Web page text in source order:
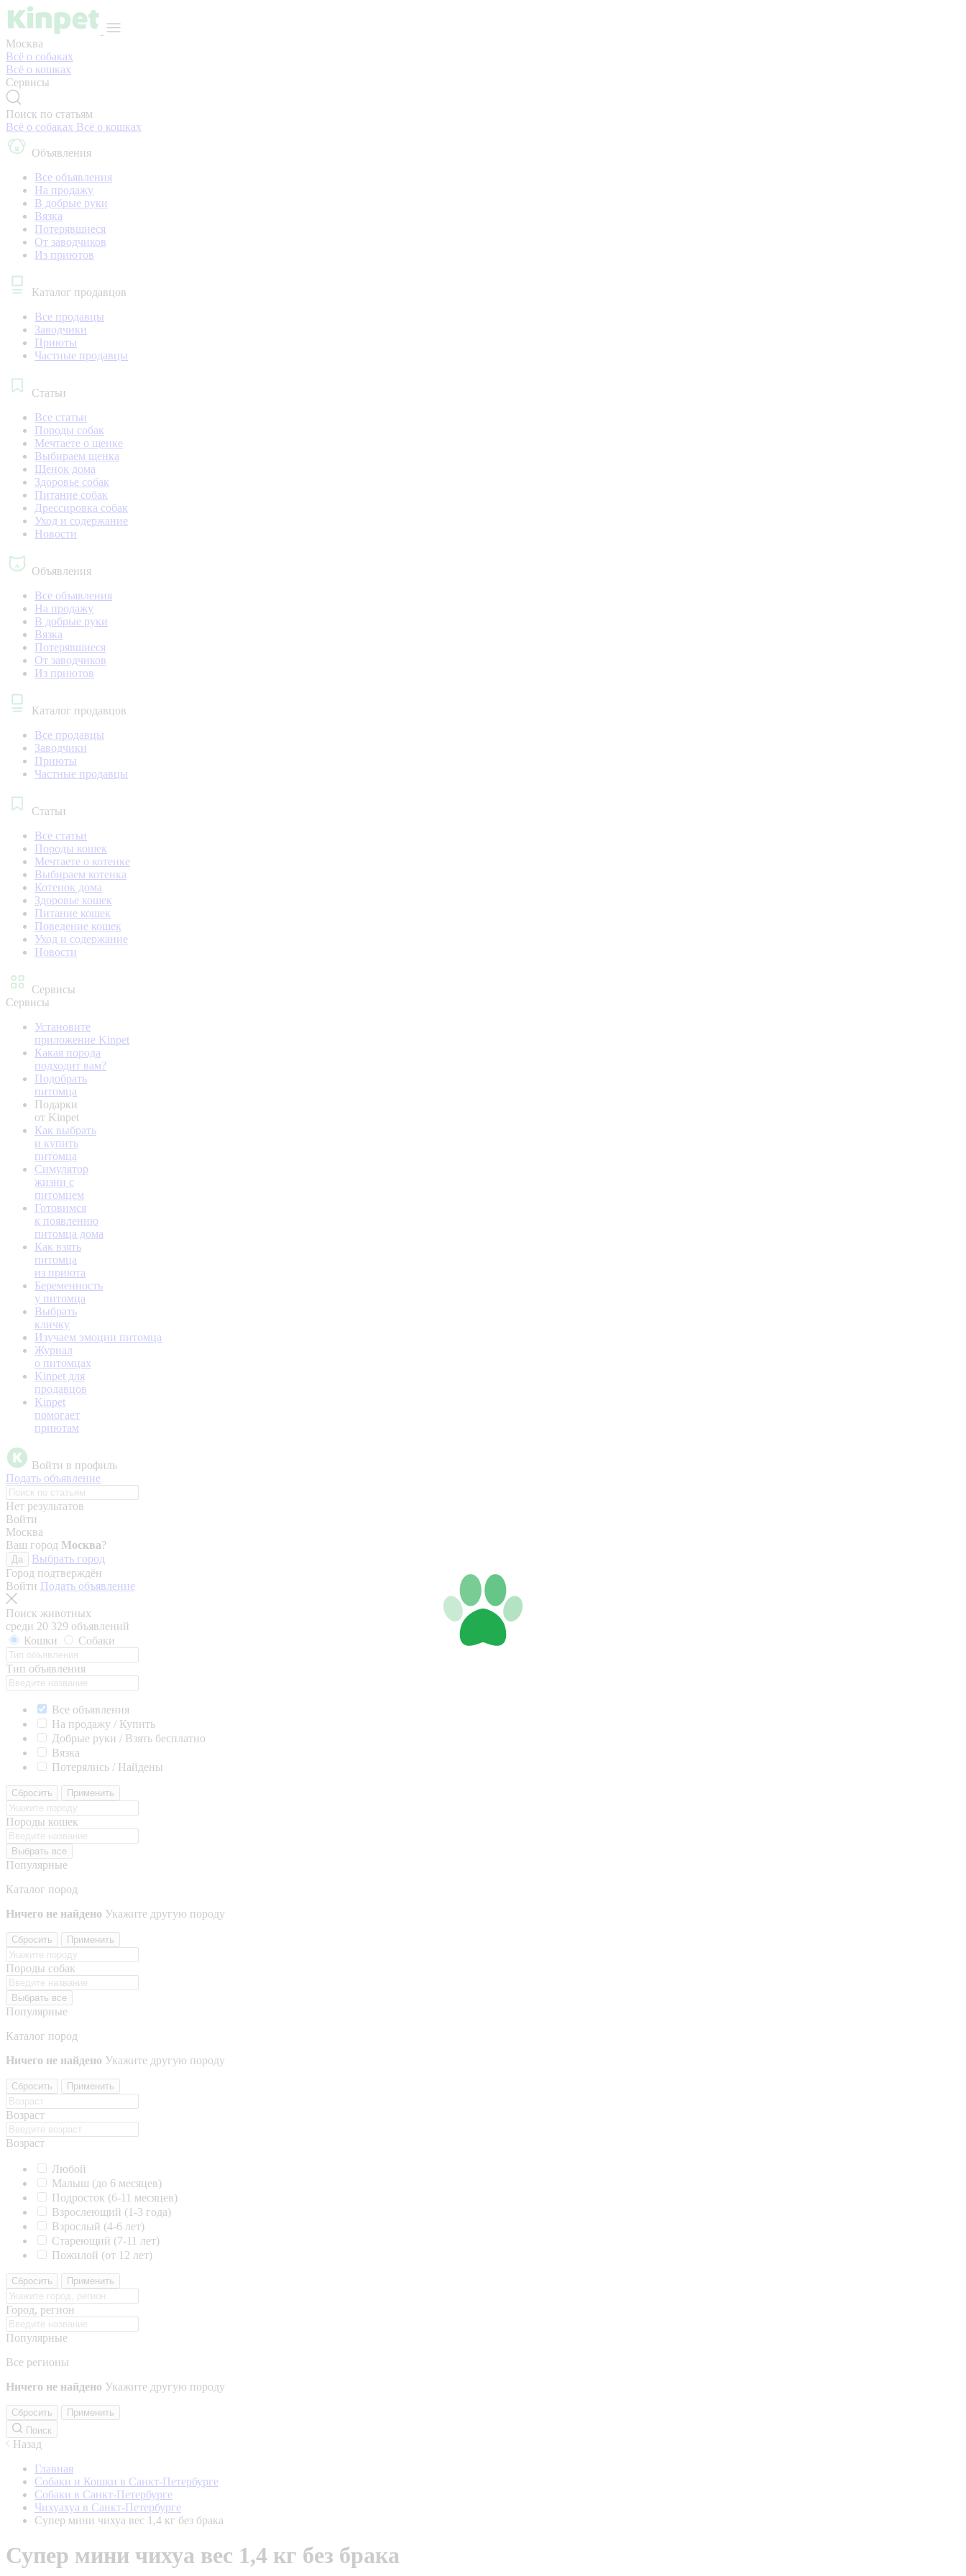
Москва
Всё о собаках
Всё о кошках
Сервисы
Поиск по статьям
Всё о собаках Всё о кошках
Объявления
Все объявления
На продажу
В добрые руки
Вязка
Потерявшиеся
От заводчиков
Из приютов
Каталог продавцов
Все продавцы
Заводчики
Приюты
Частные продавцы
Статьи
Все статьи
Породы собак
Мечтаете о щенке
Выбираем щенка
Щенок дома
Здоровье собак
Питание собак
Дрессировка собак
Уход и содержание
Новости
Объявления
Все объявления
На продажу
В добрые руки
Вязка
Потерявшиеся
От заводчиков
Из приютов
Каталог продавцов
Все продавцы
Заводчики
Приюты
Частные продавцы
Статьи
Все статьи
Породы кошек
Мечтаете о котенке
Выбираем котенка
Котенок дома
Здоровье кошек
Питание кошек
Поведение кошек
Уход и содержание
Новости
Сервисы
Сервисы
Установите
приложение Kinpet
Какая порода
подходит вам?
Подобрать
питомца
Подарки
от Kinpet
Как выбрать
и купить
питомца
Симулятор
жизни с
питомцем
Готовимся
к появлению
питомца дома
Как взять
питомца
из приюта
Беременность
у питомца
Выбрать
кличку
Изучаем эмоции питомца
Журнал
о питомцах
Kinpet для
продавцов
Kinpet
помогает
приютам
Войти в профиль
Подать объявление
Нет результатов
Войти
Москва
Ваш город Москва?
Да
Выбрать город
Город подтверждён
Войти Подать объявление
Поиск животных
среди 20 329 объявлений
Кошки
Собаки
Тип объявления
Все объявления
На продажу / Купить
Добрые руки / Взять бесплатно
Вязка
Потерялись / Найдены
Сбросить Применить
Породы кошек
Выбрать все
Популярные
Каталог пород
Ничего не найдено Укажите другую породу
Сбросить Применить
Породы собак
Выбрать все
Популярные
Каталог пород
Ничего не найдено Укажите другую породу
Сбросить Применить
Возраст
Возраст
Любой
Малыш (до 6 месяцев)
Подросток (6-11 месяцев)
Взрослеющий (1-3 года)
Взрослый (4-6 лет)
Стареющий (7-11 лет)
Пожилой (от 12 лет)
Сбросить Применить
Город, регион
Популярные
Все регионы
Ничего не найдено Укажите другую породу
Сбросить
Применить
Поиск
Назад
Главная
Собаки и Кошки в Санкт-Петербурге
Собаки в Санкт-Петербурге
Чихуахуа в Санкт-Петербурге
Супер мини чихуа вес 1,4 кг без брака
Супер мини чихуа вес 1,4 кг без брака